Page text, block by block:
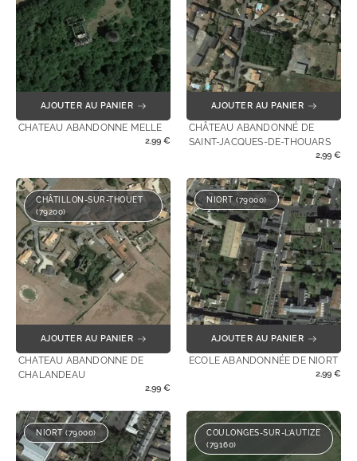
AJOUTER AU PANIER
CHATEAU ABANDONNE MELLE
2,99 €
AJOUTER AU PANIER
CHÂTEAU ABANDONNÉ DE
SAINT-JACQUES-DE-THOUARS
2,99 €
CHÂTILLON-SUR-THOUET
(79200)
AJOUTER AU PANIER
CHATEAU ABANDONNE DE
CHALANDEAU
2,99 €
NIORT (79000)
AJOUTER AU PANIER
ECOLE ABANDONNÉE DE NIORT
2,99 €
NIORT (79000)
COULONGES-SUR-L’AUTIZE
(79160)